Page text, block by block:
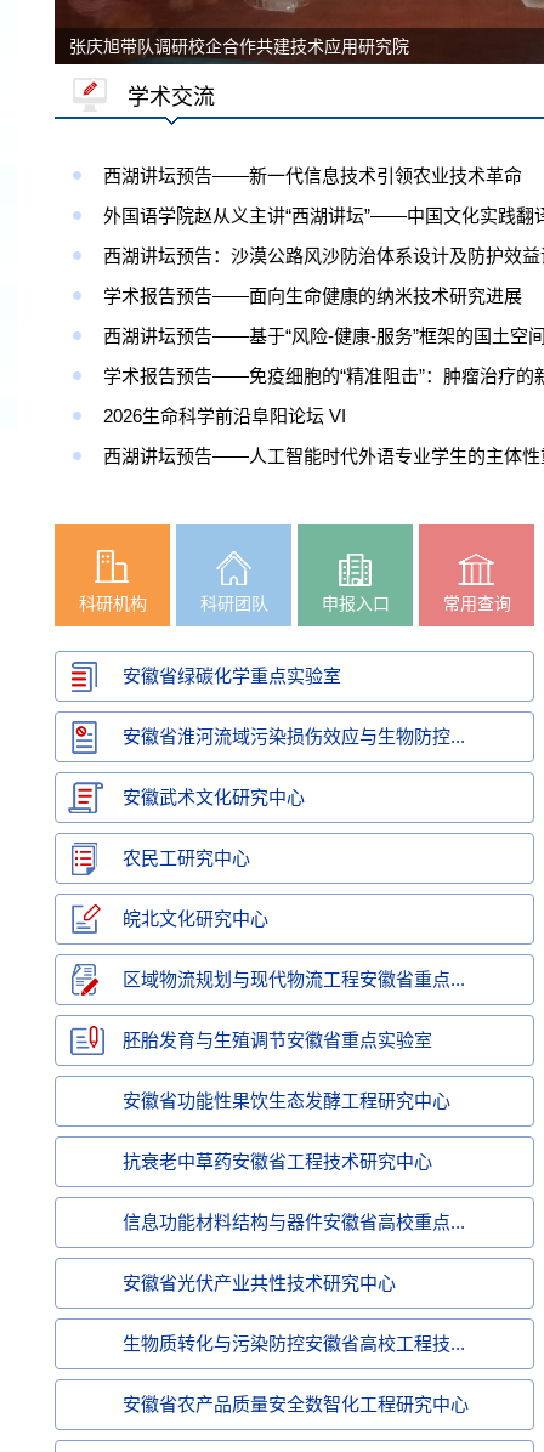
张庆旭带队调研校企合作共建技术应用研究院
学术交流
西湖讲坛预告——新一代信息技术引领农业技术革命
学术报告预告——面向生命健康的纳米技术研究进展
2026生命科学前沿阜阳论坛 VI
科研机构 科研团队 申报入口 常用查询
安徽省绿碳化学重点实验室
安徽省淮河流域污染损伤效应与生物防控...
安徽武术文化研究中心
农民工研究中心
皖北文化研究中心
区域物流规划与现代物流工程安徽省重点...
胚胎发育与生殖调节安徽省重点实验室
安徽省功能性果饮生态发酵工程研究中心
抗衰老中草药安徽省工程技术研究中心
信息功能材料结构与器件安徽省高校重点...
安徽省光伏产业共性技术研究中心
生物质转化与污染防控安徽省高校工程技...
安徽省农产品质量安全数智化工程研究中心